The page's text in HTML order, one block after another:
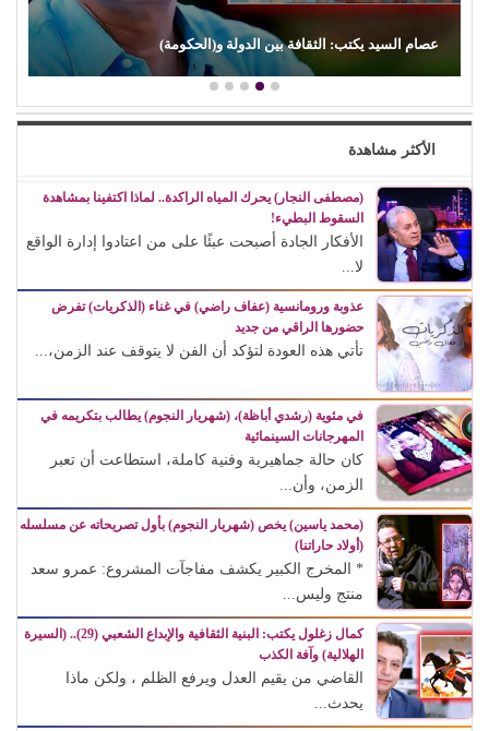
عصام السيد يكتب: الثقافة بين الدولة و(الحكومة)
الأكثر مشاهدة
(مصطفى النجار) يحرك المياه الراكدة.. لماذا اكتفينا بمشاهدة
السقوط البطيء!
الأفكار الجادة أصبحت عبئًا على من اعتادوا إدارة الواقع
لا...
عذوبة ورومانسية (عفاف راضي) في غناء (الذكريات) تفرض
حضورها الراقي من جديد
تأتي هذه العودة لتؤكد أن الفن لا يتوقف عند الزمن،...
في مئوية (رشدي أباظة)، (شهريار النجوم) يطالب بتكريمه في
المهرجانات السينمائية
كان حالة جماهيرية وفنية كاملة، استطاعت أن تعبر
الزمن، وأن...
(محمد ياسين) يخص (شهريار النجوم) بأول تصريحاته عن مسلسله
(أولاد حاراتنا)
* المخرج الكبير يكشف مفاجآت المشروع: عمرو سعد
منتج وليس...
كمال زغلول يكتب: البنية الثقافية والإبداع الشعبي (29).. (السيرة
الهلالية) وآفة الكذب
القاضي من يقيم العدل ويرفع الظلم ، ولكن ماذا
يحدث...